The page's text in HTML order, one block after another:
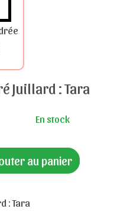
Juillard : Tara
En stock
au panier
: Tara